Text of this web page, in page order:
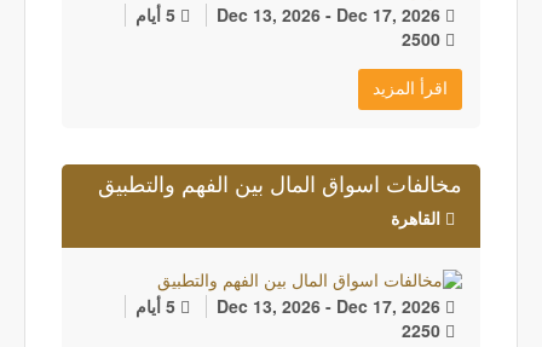
5 أيام
اقرأ المزيد
مخالفات اسواق المال بين الفهم والتطبيق
القاهرة
5 أيام